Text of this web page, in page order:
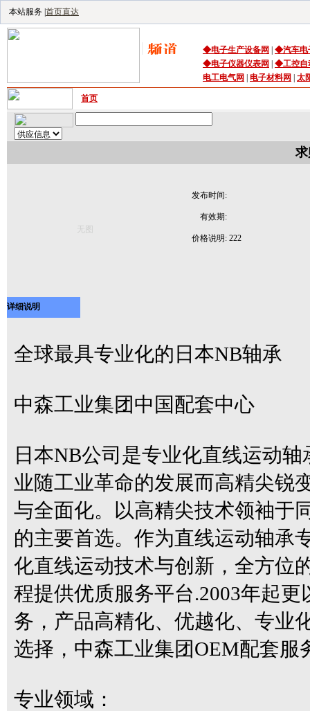
本站服务 | 首页直达
◆电子生产设备网 ◆汽车电
◆电子仪器仪表网 ◆工控自
电工电气网
电子材料网 太
首页
无图
发布时间:
有效期:
价格说明: 222
详细说明
全球最具专业化的日本NB轴承
中森工业集团中国配套中心
日本NB公司是专业化直线运动
业随工业革命的发展而高精尖锐
与全面化。以高精尖技术领袖于
的主要首选。作为直线运动轴承
化直线运动技术与创新，全方位
程提供优质服务平台.2003年起
务，产品高精化、优越化、专业
选择，中森工业集团OEM配套
专业领域：